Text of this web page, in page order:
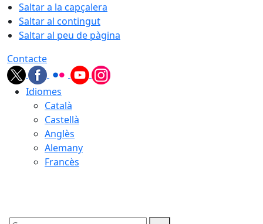
Saltar a la capçalera
Saltar al contingut
Saltar al peu de pàgina
Contacte
Idiomes
Català
Castellà
Anglès
Alemany
Francès